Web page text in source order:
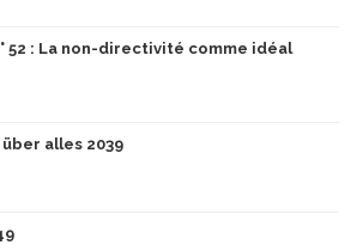
52 : La non-directivité comme idéal
alles 2039